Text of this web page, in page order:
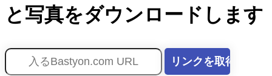
と写真をダウンロードします